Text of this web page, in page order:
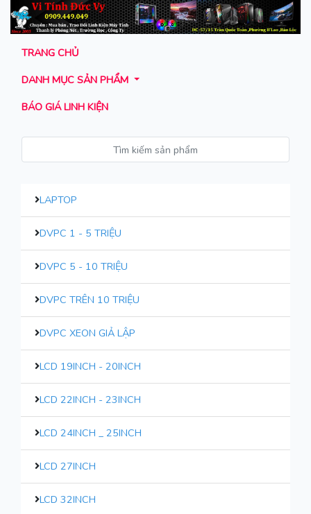
TRANG CHỦ
DANH MỤC SẢN PHẨM
BÁO GIÁ LINH KIỆN
LAPTOP
DVPC 1 - 5 TRIỆU
DVPC 5 - 10 TRIỆU
DVPC TRÊN 10 TRIỆU
DVPC XEON GIẢ LẬP
LCD 19INCH - 20INCH
LCD 22INCH - 23INCH
LCD 24INCH _ 25INCH
LCD 27INCH
LCD 32INCH